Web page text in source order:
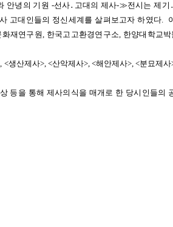
녕의 기원 -선사․고대의 제사-≫전시는 제기
고대인들의 정신세계를 살펴보고자 하였다.
재연구원, 한국고고환경연구소, 한양대학교
<생산제사>, <산악제사>, <해안제사>, <분묘제
등을 통해 제사의식을 매개로 한 당시인들의